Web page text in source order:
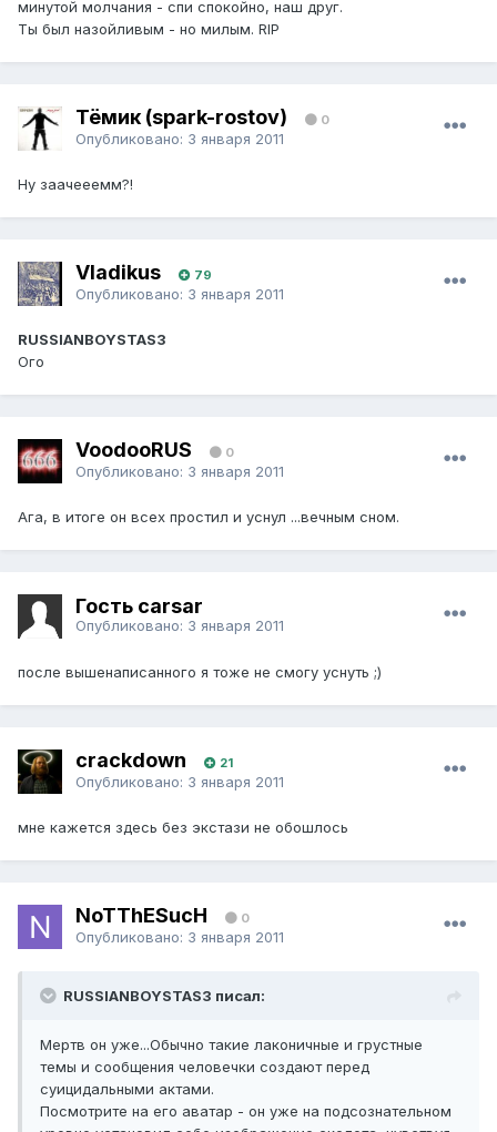
минутой молчания - спи спокойно, наш друг.
Ты был назойливым - но милым. RIP
Тёмик (spark-rostov) 0
Опубликовано: 3 января 2011
Ну заачееемм?!
Vladikus 79
Опубликовано: 3 января 2011
RUSSIANBOYSTAS3
Ого
VoodooRUS 0
Опубликовано: 3 января 2011
Ага, в итоге он всех простил и уснул ...вечным сном.
Гость carsar
Опубликовано: 3 января 2011
после вышенаписанного я тоже не смогу уснуть ;)
crackdown 21
Опубликовано: 3 января 2011
мне кажется здесь без экстази не обошлось
NoTThESucH 0
Опубликовано: 3 января 2011
RUSSIANBOYSTAS3 писал:
Мертв он уже...Обычно такие лаконичные и грустные
темы и сообщения человечки создают перед
суицидальными актами.
Посмотрите на его аватар - он уже на подсознательном